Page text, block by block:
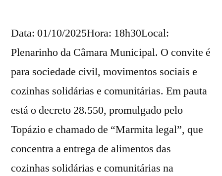
Data: 01/10/2025Hora: 18h30Local:
Plenarinho da Câmara Municipal. O convite é
para sociedade civil, movimentos sociais e
cozinhas solidárias e comunitárias. Em pauta
está o decreto 28.550, promulgado pelo
Topázio e chamado de “Marmita legal”, que
concentra a entrega de alimentos das
cozinhas solidárias e comunitárias na